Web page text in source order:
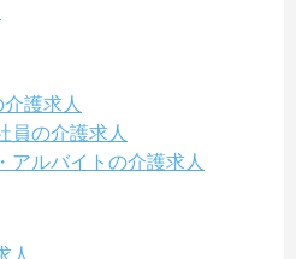
護求人
員の介護求人
アルバイトの介護求人